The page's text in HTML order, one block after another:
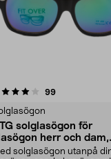
99recensioner
solglasögon för
herr och dam,
solglasögon utanpå
4.5 av 5 stjärnor